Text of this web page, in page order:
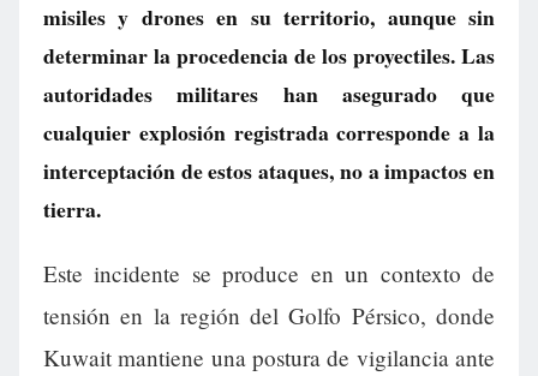
misiles y drones en su territorio, aunque sin
determinar la procedencia de los proyectiles. Las
autoridades militares han asegurado que
cualquier explosión registrada corresponde a la
interceptación de estos ataques, no a impactos en
tierra.
Este incidente se produce en un contexto de
tensión en la región del Golfo Pérsico, donde
Kuwait mantiene una postura de vigilancia ante